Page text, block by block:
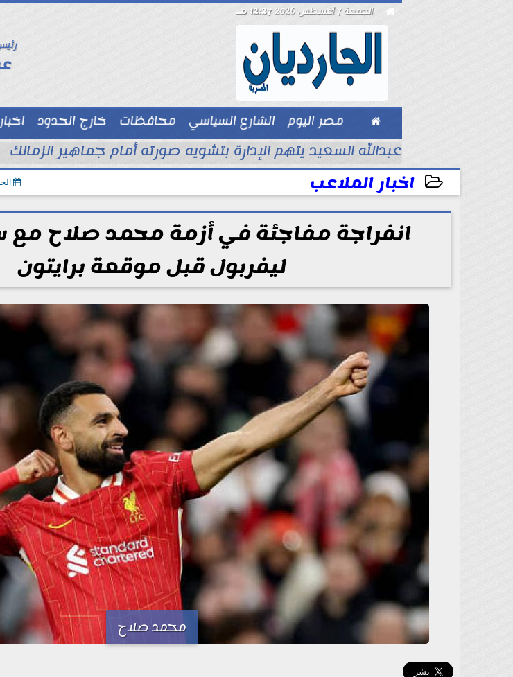
 الجمعة 7 أغسطس 2026 12:27 مـ
 مصر اليوم الشارع السياسي محافظات خارج الحدود
بيزنس
توك شو
عبدالله السعيد يتهم الإدارة بتشويه صورته أمام جماهير الزمالك
اخبار الملاعب
2025-12-12 20:50:47
انفراجة مفاجئة في أزمة محمد صلاح
ليفربول قبل موقعة برايتون
محمد صلاح